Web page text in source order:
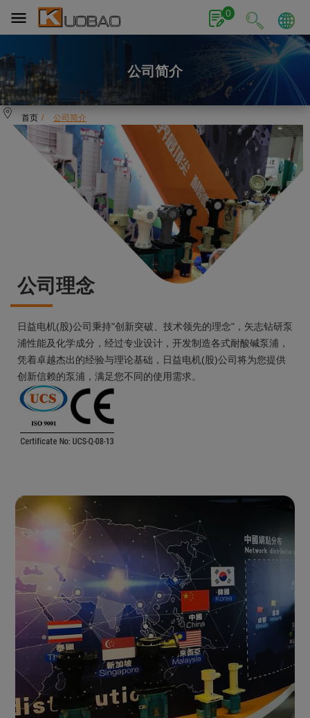
0
公司简介
首页 公司简介
公司理念
日益电机(股)公司秉持"创新突破、技术领先的理念"，矢志钻研泵
浦性能及化学成分，经过专业设计，开发制造各式耐酸碱泵浦，
凭着卓越杰出的经验与理论基础，日益电机(股)公司将为您提供
创新信赖的泵浦，满足您不同的使用需求。
Cookie管理面板